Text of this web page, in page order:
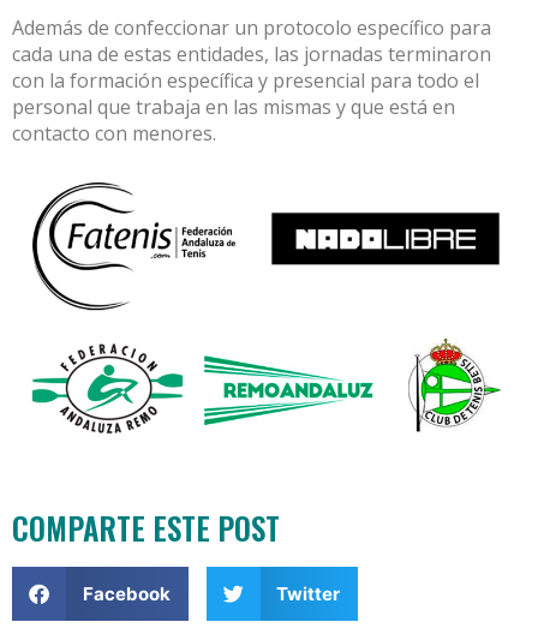
Además de confeccionar un protocolo específico para
cada una de estas entidades, las jornadas terminaron
con la formación específica y presencial para todo el
personal que trabaja en las mismas y que está en
contacto con menores.
COMPARTE ESTE POST
Facebook Twitter